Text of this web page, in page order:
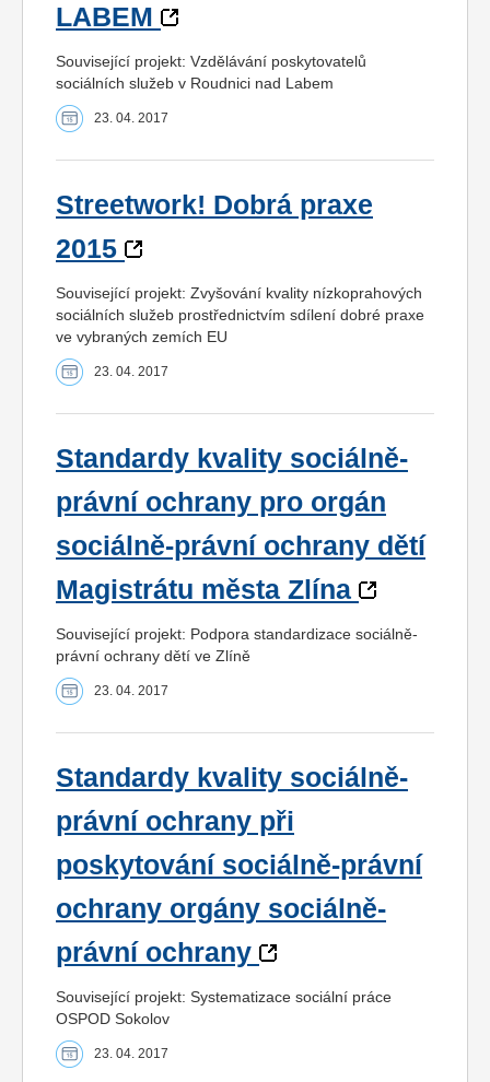
LABEM
Související projekt: Vzdělávání poskytovatelů
sociálních služeb v Roudnici nad Labem
23. 04. 2017
Streetwork! Dobrá praxe
2015
Související projekt: Zvyšování kvality nízkoprahových
sociálních služeb prostřednictvím sdílení dobré praxe
ve vybraných zemích EU
23. 04. 2017
Standardy kvality sociálně-
právní ochrany pro orgán
sociálně-právní ochrany dětí
Magistrátu města Zlína
Související projekt: Podpora standardizace sociálně-
právní ochrany dětí ve Zlíně
23. 04. 2017
Standardy kvality sociálně-
právní ochrany při
poskytování sociálně-právní
ochrany orgány sociálně-
právní ochrany
Související projekt: Systematizace sociální práce
OSPOD Sokolov
23. 04. 2017